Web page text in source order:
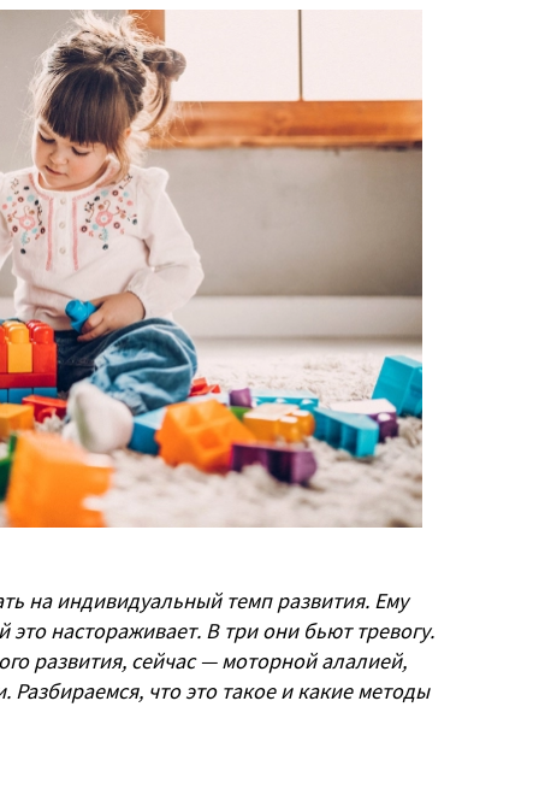
на индивидуальный темп развития. Ему
это настораживает. В три они бьют тревогу.
развития, сейчас — моторной алалией,
Разбираемся, что это такое и какие методы